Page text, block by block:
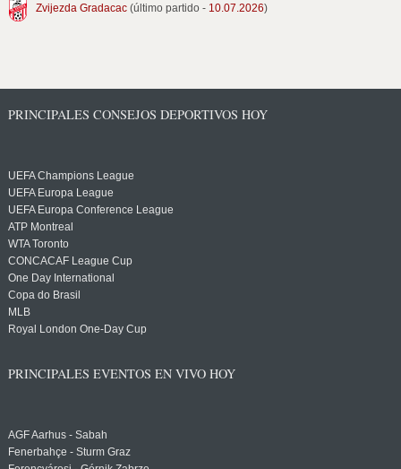
Zvijezda Gradacac(último partido - 10.07.2026)
PRINCIPALES CONSEJOS DEPORTIVOS HOY
UEFA Champions League
UEFA Europa League
UEFA Europa Conference League
ATP Montreal
WTA Toronto
CONCACAF League Cup
One Day International
Copa do Brasil
MLB
Royal London One-Day Cup
PRINCIPALES EVENTOS EN VIVO HOY
AGF Aarhus - Sabah
Fenerbahçe - Sturm Graz